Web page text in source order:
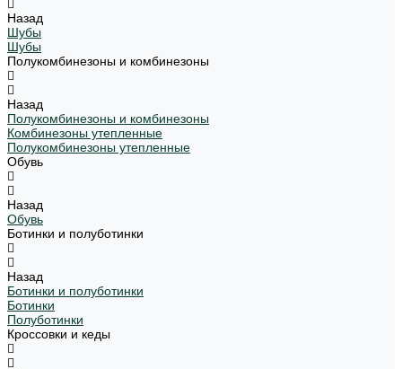
Назад
Шубы
Шубы
Полукомбинезоны и комбинезоны
Назад
Полукомбинезоны и комбинезоны
Комбинезоны утепленные
Полукомбинезоны утепленные
Обувь
Назад
Обувь
Ботинки и полуботинки
Назад
Ботинки и полуботинки
Ботинки
Полуботинки
Кроссовки и кеды